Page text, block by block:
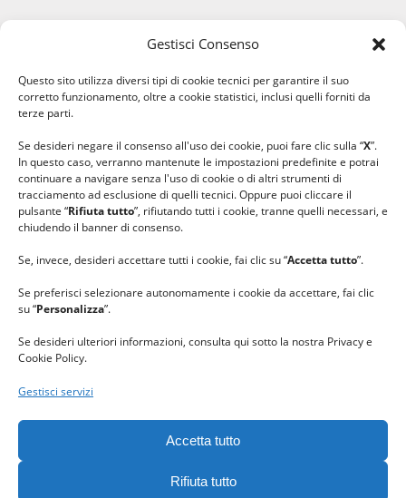
Gestisci Consenso
Questo sito utilizza diversi tipi di cookie tecnici per garantire il suo
corretto funzionamento, oltre a cookie statistici, inclusi quelli forniti da
terze parti.
Se desideri negare il consenso all'uso dei cookie, puoi fare clic sulla “X”.
In questo caso, verranno mantenute le impostazioni predefinite e potrai
continuare a navigare senza l'uso di cookie o di altri strumenti di
tracciamento ad esclusione di quelli tecnici. Oppure puoi cliccare il
pulsante “Rifiuta tutto”, rifiutando tutti i cookie, tranne quelli necessari, e
chiudendo il banner di consenso.
Se, invece, desideri accettare tutti i cookie, fai clic su “Accetta tutto”.
Se preferisci selezionare autonomamente i cookie da accettare, fai clic
su “Personalizza”.
Se desideri ulteriori informazioni, consulta qui sotto la nostra Privacy e
Cookie Policy.
Gestisci servizi
Accetta tutto
Rifiuta tutto
#lanaterapia
#ilcaloredellempatia